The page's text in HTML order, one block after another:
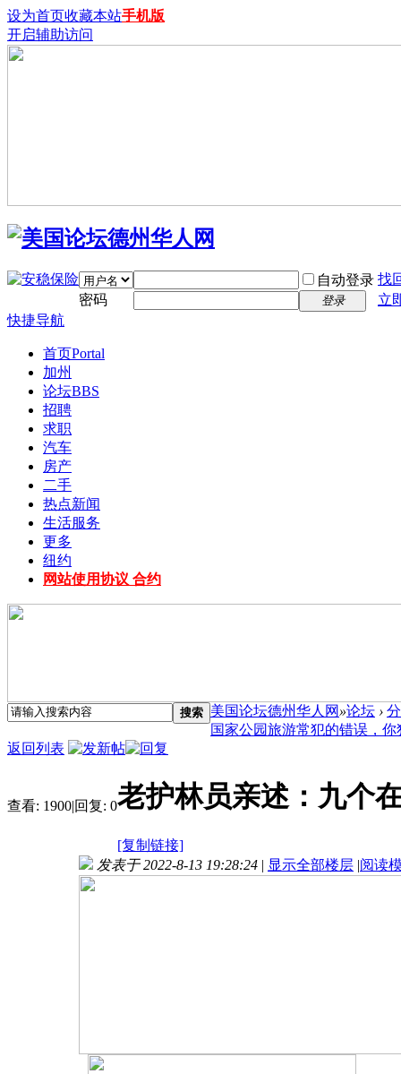
设为首页收藏本站手机版
开启辅助访问
自动登录 找
密码
登录
立
快捷导航
首页Portal
加州
论坛BBS
招聘
求职
汽车
房产
二手
热点新闻
生活服务
更多
纽约
网站使用协议 合约
搜索 美国论坛德州华人网 »论坛 ›
国家公园旅游常犯的错误，你
返回列表
查看: 1900|回复: 0老护林员亲述：九个
[复制链接]
发表于 2022-8-13 19:28:24 | 显示全部楼层 |阅读